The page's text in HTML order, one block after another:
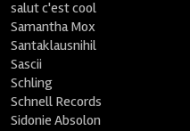
salut c'est cool
Samantha Mox
Santaklausnihil
Sascii
Schling
Schnell Records
Sidonie Absolon